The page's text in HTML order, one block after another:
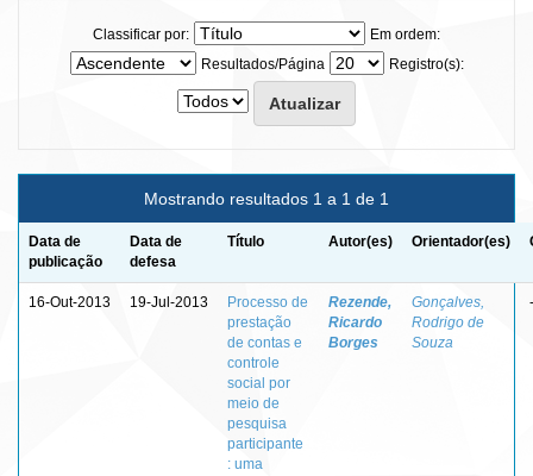
Classificar por:
Em ordem:
Resultados/Página
Registro(s):
Mostrando resultados 1 a 1 de 1
Data de
publicação
Data de
defesa
Título Autor(es) Orientador(es)
16-Out-2013 19-Jul-2013
Processo de
prestação
de contas e
controle
social por
meio de
pesquisa
participante
: uma
Rezende,
Ricardo
Borges
Gonçalves,
Rodrigo de
Souza
-